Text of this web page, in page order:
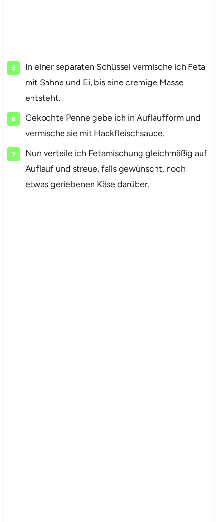
In einer separaten Schüssel vermische ich Feta
mit Sahne und Ei, bis eine cremige Masse
entsteht.
Gekochte Penne gebe ich in Auflaufform und
vermische sie mit Hackfleischsauce.
Nun verteile ich Fetamischung gleichmäßig auf
Auflauf und streue, falls gewünscht, noch
etwas geriebenen Käse darüber.